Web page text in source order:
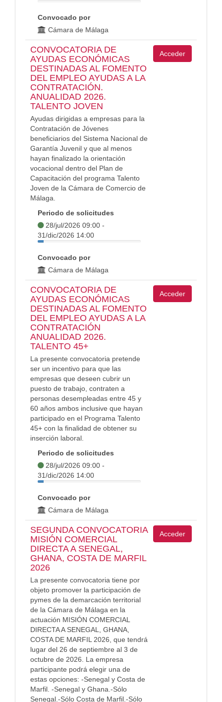
Convocado por
Cámara de Málaga
CONVOCATORIA DE
AYUDAS ECONÓMICAS
DESTINADAS AL FOMENTO
DEL EMPLEO AYUDAS A LA
CONTRATACIÓN.
ANUALIDAD 2026.
TALENTO JOVEN
Ayudas dirigidas a empresas para la
Contratación de Jóvenes
beneficiarios del Sistema Nacional de
Garantía Juvenil y que al menos
hayan finalizado la orientación
vocacional dentro del Plan de
Capacitación del programa Talento
Joven de la Cámara de Comercio de
Málaga.
Periodo de solicitudes
28/jul/2026 09:00 -
31/dic/2026 14:00
Convocado por
Cámara de Málaga
Acceder
CONVOCATORIA DE
AYUDAS ECONÓMICAS
DESTINADAS AL FOMENTO
DEL EMPLEO AYUDAS A LA
CONTRATACIÓN
ANUALIDAD 2026.
TALENTO 45+
La presente convocatoria pretende
ser un incentivo para que las
empresas que deseen cubrir un
puesto de trabajo, contraten a
personas desempleadas entre 45 y
60 años ambos inclusive que hayan
participado en el Programa Talento
45+ con la finalidad de obtener su
inserción laboral.
Periodo de solicitudes
28/jul/2026 09:00 -
31/dic/2026 14:00
Convocado por
Cámara de Málaga
Acceder
SEGUNDA CONVOCATORIA
MISIÓN COMERCIAL
DIRECTA A SENEGAL,
GHANA, COSTA DE MARFIL
2026
La presente convocatoria tiene por
objeto promover la participación de
pymes de la demarcación territorial
de la Cámara de Málaga en la
actuación MISIÓN COMERCIAL
DIRECTA A SENEGAL, GHANA,
COSTA DE MARFIL 2026, que tendrá
lugar del 26 de septiembre al 3 de
octubre de 2026. La empresa
participante podrá elegir una de
estas opciones: -Senegal y Costa de
Marfil. -Senegal y Ghana.-Sólo
Senegal.-Sólo Costa de Marfil.-Sólo
Acceder